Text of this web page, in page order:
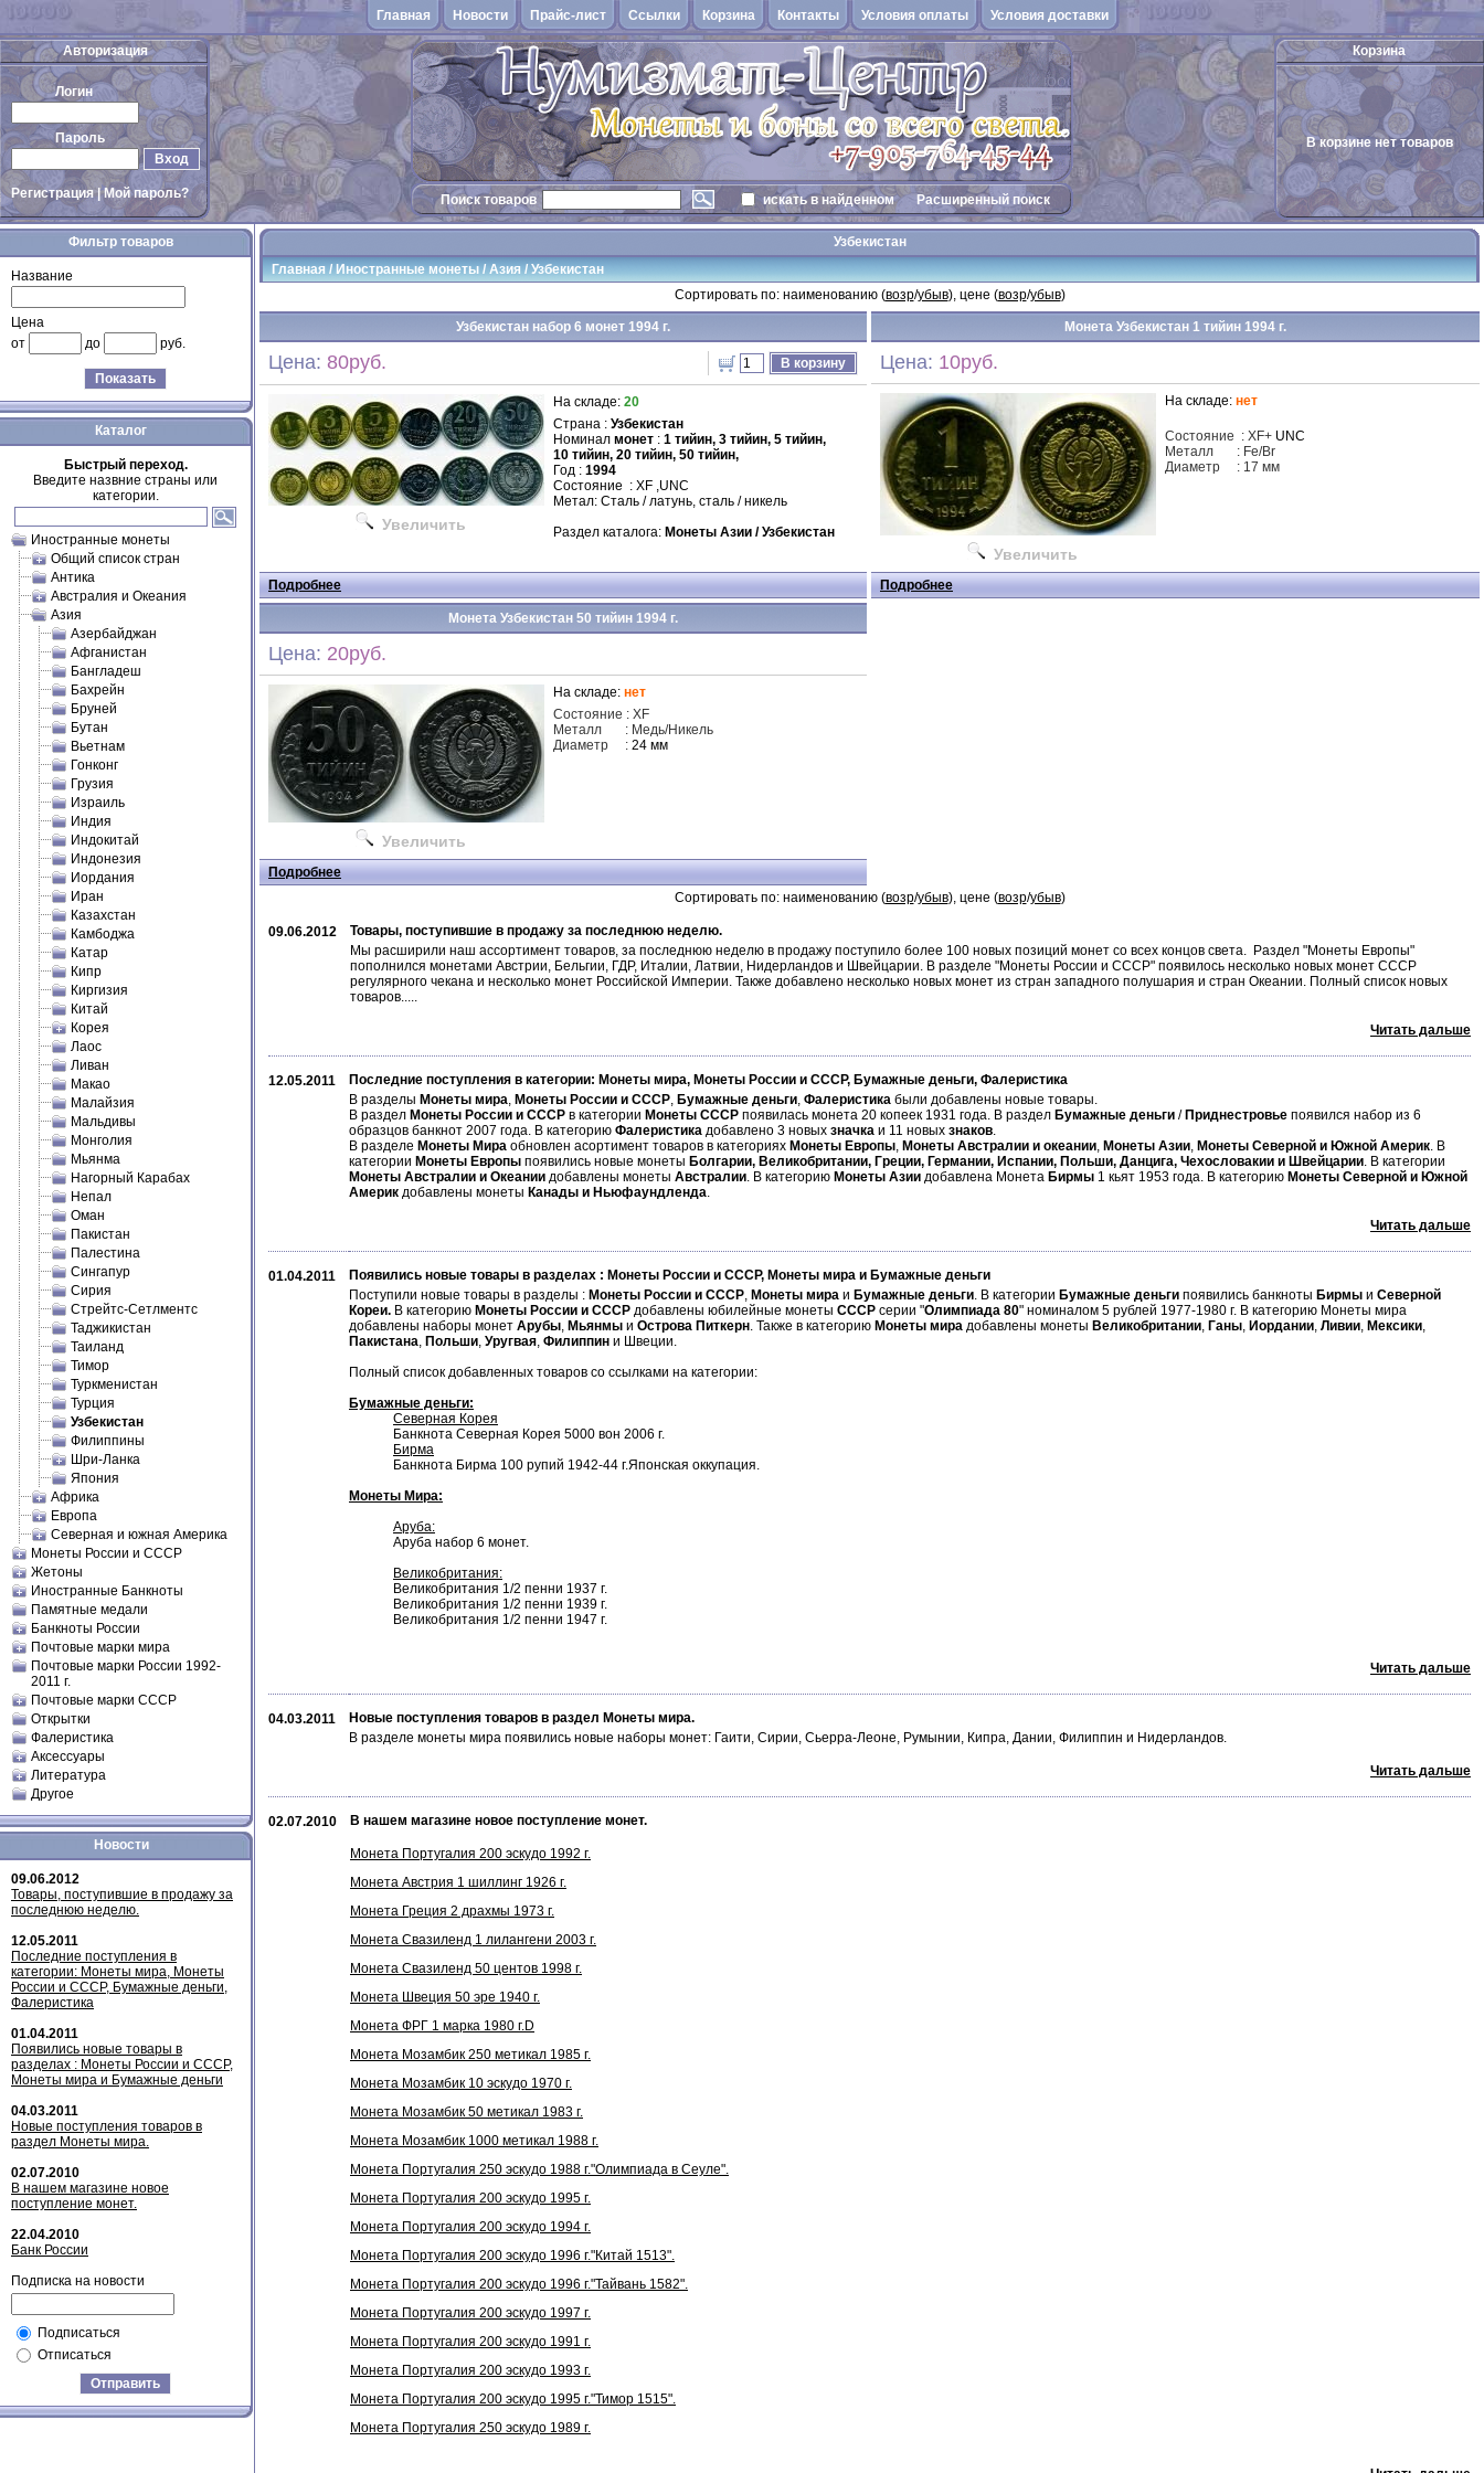
Главная Новости Прайс-лист Cсылки Корзина Контакты Условия оплаты Условия доставки
Авторизация
Логин
Пароль
Вход
Регистрация|Мой пароль? Поиск товаров искать в найденном Расширенный поиск
Корзина
В корзине нет товаров
Фильтр товаров
Название
Цена
от
до руб.
Показать
Каталог
Быстрый переход.
Введите назвние страны или
категории.
Иностранные монеты
Общий список стран
Антика
Австралия и Океания
Азия
Азербайджан
Афганистан
Бангладеш
Бахрейн
Бруней
Бутан
Вьетнам
Гонконг
Грузия
Израиль
Индия
Индокитай
Индонезия
Иордания
Иран
Казахстан
Камбоджа
Катар
Кипр
Киргизия
Китай
Корея
Лаос
Ливан
Макао
Малайзия
Мальдивы
Монголия
Мьянма
Нагорный Карабах
Непал
Оман
Пакистан
Палестина
Сингапур
Сирия
Стрейтс-Сетлментс
Таджикистан
Таиланд
Тимор
Туркменистан
Турция
Узбекистан
Филиппины
Шри-Ланка
Япония
Африка
Европа
Северная и южная Америка
Монеты России и СССР
Жетоны
Иностранные Банкноты
Памятные медали
Банкноты России
Почтовые марки мира
Почтовые марки России 1992-
2011 г.
Почтовые марки СССР
Открытки
Фалеристика
Аксессуары
Литература
Другое
Новости
09.06.2012
Товары, поступившие в продажу за
последнюю неделю.
12.05.2011
Последние поступления в
категории: Монеты мира, Монеты
России и СССР, Бумажные деньги,
Фалеристика
01.04.2011
Появились новые товары в
разделах : Монеты России и СССР,
Монеты мира и Бумажные деньги
04.03.2011
Новые поступления товаров в
раздел Монеты мира.
02.07.2010
В нашем магазине новое
поступление монет.
22.04.2010
Банк России
Подписка на новости
Подписаться
Отписаться
Отправить
Узбекистан
Главная / Иностранные монеты/Азия / Узбекистан
Сортировать по: наименованию (возр/убыв), цене (возр/убыв)
Узбекистан набор 6 монет 1994 г.
Цена: 80руб. В корзину
Увеличить
На складе: 20
Страна : Узбекистан
Номинал монет : 1 тийин, 3 тийин, 5 тийин,
10 тийин, 20 тийин, 50 тийин,
Год : 1994
Состояние : XF ,UNC
Метал: Сталь / латунь, сталь / никель
Раздел каталога: Монеты Азии / Узбекистан
Монета Узбекистан 1 тийин 1994 г.
Цена: 10руб.
Увеличить
На складе: нет
Состояние : XF+ UNC
Металл
: Fe/Br
Диаметр
: 17 мм
Подробнее Подробнее
Монета Узбекистан 50 тийин 1994 г.
Цена: 20руб.
Увеличить
На складе: нет
Состояние : XF
Металл
: Медь/Никель
Диаметр
: 24 мм
Подробнее
Сортировать по: наименованию (возр/убыв), цене (возр/убыв)
09.06.2012
Товары, поступившие в продажу за последнюю неделю.
Мы расширили наш ассортимент товаров, за последнюю неделю в продажу поступило более 100 новых позиций монет со всех концов света. Раздел "Монеты Европы"
пополнился монетами Австрии, Бельгии, ГДР, Италии, Латвии, Нидерландов и Швейцарии. В разделе "Монеты России и СССР" появилось несколько новых монет СССР
регулярного чекана и несколько монет Российской Империи. Также добавлено несколько новых монет из стран западного полушария и стран Океании. Полный список новых
товаров.....
Читать дальше
12.05.2011
Последние поступления в категории: Монеты мира, Монеты России и СССР, Бумажные деньги, Фалеристика
В разделы Монеты мира, Монеты России и СССР, Бумажные деньги, Фалеристика были добавлены новые товары.
В раздел Монеты России и СССР в категории Монеты СССР появилась монета 20 копеек 1931 года. В раздел Бумажные деньги / Приднестровье появился набор из 6
образцов банкнот 2007 года. В категорию Фалеристика добавлено 3 новых значка и 11 новых знаков.
В разделе Монеты Мира обновлен асортимент товаров в категориях Монеты Европы, Монеты Австралии и океании, Монеты Азии, Монеты Северной и Южной Америк. В
категории Монеты Европы появились новые монеты Болгарии, Великобритании, Греции, Германии, Испании, Польши, Данцига, Чехословакии и Швейцарии. В категории
Монеты Австралии и Океании добавлены монеты Австралии. В категорию Монеты Азии добавлена Монета Бирмы 1 кьят 1953 года. В категорию Монеты Северной и Южной
Америк добавлены монеты Канады и Ньюфаундленда.
Читать дальше
01.04.2011
Появились новые товары в разделах : Монеты России и СССР, Монеты мира и Бумажные деньги
Поступили новые товары в разделы : Монеты России и СССР, Монеты мира и Бумажные деньги. В категории Бумажные деньги появились банкноты Бирмы и Северной
Кореи. В категорию Монеты России и СССР добавлены юбилейные монеты СССР серии "Олимпиада 80" номиналом 5 рублей 1977-1980 г. В категорию Монеты мира
добавлены наборы монет Арубы, Мьянмы и Острова Питкерн. Также в категорию Монеты мира добавлены монеты Великобритании, Ганы, Иордании, Ливии, Мексики,
Пакистана, Польши, Уругвая, Филиппин и Швеции.
Полный список добавленных товаров со ссылками на категории:
Бумажные деньги:
Северная Корея
Банкнота Северная Корея 5000 вон 2006 г.
Бирма
Банкнота Бирма 100 рупий 1942-44 г.Японская оккупация.
Монеты Мира:
Аруба:
Аруба набор 6 монет.
Великобритания:
Великобритания 1/2 пенни 1937 г.
Великобритания 1/2 пенни 1939 г.
Великобритания 1/2 пенни 1947 г.
Читать дальше
04.03.2011
Новые поступления товаров в раздел Монеты мира.
В разделе монеты мира появились новые наборы монет: Гаити, Сирии, Сьерра-Леоне, Румынии, Кипра, Дании, Филиппин и Нидерландов.
Читать дальше
02.07.2010 В нашем магазине новое поступление монет.
Монета Португалия 200 эскудо 1992 г.
Монета Австрия 1 шиллинг 1926 г.
Монета Греция 2 драхмы 1973 г.
Монета Свазиленд 1 лилангени 2003 г.
Монета Свазиленд 50 центов 1998 г.
Монета Швеция 50 эре 1940 г.
Монета ФРГ 1 марка 1980 г.D
Монета Мозамбик 250 метикал 1985 г.
Монета Мозамбик 10 эскудо 1970 г.
Монета Мозамбик 50 метикал 1983 г.
Монета Мозамбик 1000 метикал 1988 г.
Монета Португалия 250 эскудо 1988 г."Олимпиада в Сеуле".
Монета Португалия 200 эскудо 1995 г.
Монета Португалия 200 эскудо 1994 г.
Монета Португалия 200 эскудо 1996 г."Китай 1513".
Монета Португалия 200 эскудо 1996 г."Тайвань 1582".
Монета Португалия 200 эскудо 1997 г.
Монета Португалия 200 эскудо 1991 г.
Монета Португалия 200 эскудо 1993 г.
Монета Португалия 200 эскудо 1995 г."Тимор 1515".
Монета Португалия 250 эскудо 1989 г.